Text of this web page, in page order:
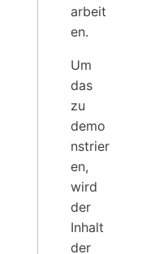
arbeit
en.
Um
das
zu
demo
nstrier
en,
wird
der
Inhalt
der